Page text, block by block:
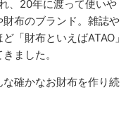
、20年に渡って使いや
布のブランド。雑誌や
「財布といえばATAO」
ました。
確かなお財布を作り続